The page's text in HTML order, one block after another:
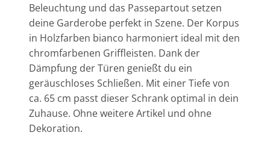
Beleuchtung und das Passepartout setzen
deine Garderobe perfekt in Szene. Der Korpus
in Holzfarben bianco harmoniert ideal mit den
chromfarbenen Griffleisten. Dank der
Dämpfung der Türen genießt du ein
geräuschloses Schließen. Mit einer Tiefe von
ca. 65 cm passt dieser Schrank optimal in dein
Zuhause. Ohne weitere Artikel und ohne
Dekoration.